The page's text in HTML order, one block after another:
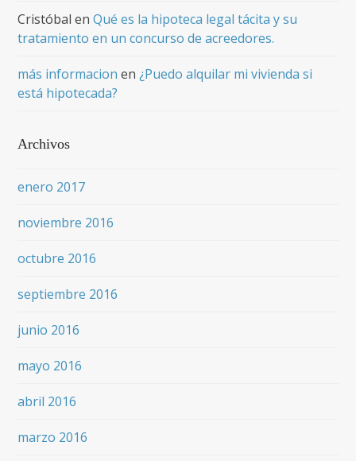
Cristóbal enQué es la hipoteca legal tácita y su
tratamiento en un concurso de acreedores.
más informacion en¿Puedo alquilar mi vivienda si
está hipotecada?
Archivos
enero 2017
noviembre 2016
octubre 2016
septiembre 2016
junio 2016
mayo 2016
abril 2016
marzo 2016